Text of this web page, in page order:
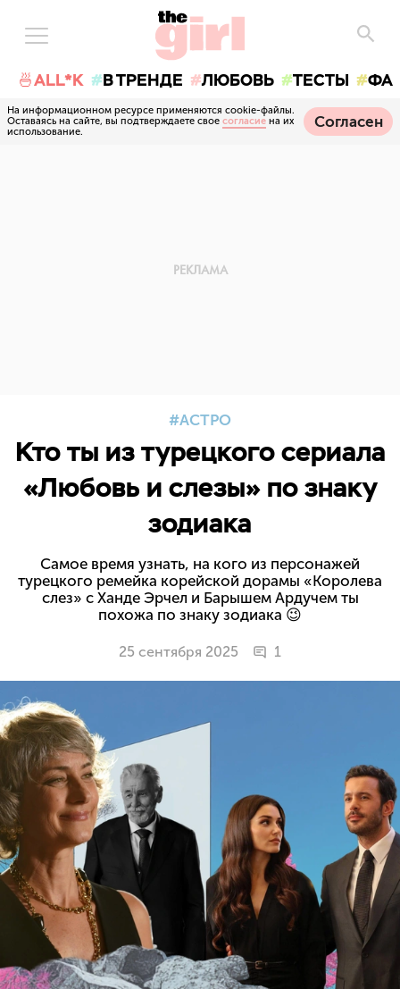
🍜ALL*K В ТРЕНДЕ ЛЮБОВЬ ТЕСТЫ
На информационном ресурсе применяются cookie-файлы.
Оставаясь на сайте, вы подтверждаете свое согласие на их
использование.
Согласен
АСТРО
Кто ты из турецкого сериала
«Любовь и слезы» по знаку
зодиака
Самое время узнать, на кого из персонажей
турецкого ремейка корейской дорамы «Королева
слез» с Ханде Эрчел и Барышем Ардучем ты
похожа по знаку зодиака 😉
25 сентября 2025 1